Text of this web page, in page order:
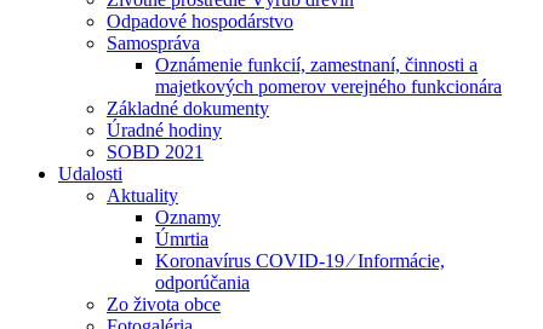
Odpadové hospodárstvo
Samospráva
Oznámenie funkcií, zamestnaní, činnosti a
majetkových pomerov verejného funkcionára
Základné dokumenty
Úradné hodiny
SOBD 2021
Udalosti
Aktuality
Oznamy
Úmrtia
Koronavírus COVID-19 ⁄ Informácie,
odporúčania
Zo života obce